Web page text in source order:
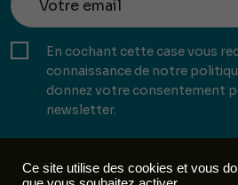
En cochant cette case vous
connaissance de notre
donnez votre consentement
newsletter.
Ce site utilise des cookies et vous